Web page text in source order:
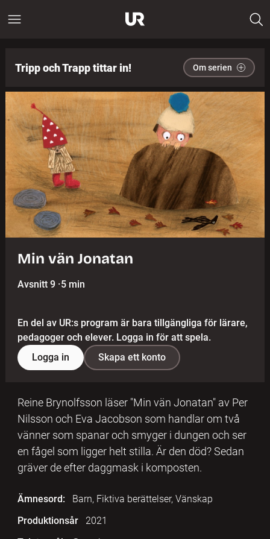
Tripp och Trapp tittar in! Om serien
Min vän Jonatan
Avsnitt 9 ·5 min
En del av UR:s program är bara tillgängliga för lärare,
pedagoger och elever. Logga in för att spela.
Logga in
Skapa ett konto
Reine Brynolfsson läser "Min vän Jonatan" av Per
Nilsson och Eva Jacobson som handlar om två
vänner som spanar och smyger i dungen och ser
en fågel som ligger helt stilla. Är den död? Sedan
gräver de efter daggmask i komposten.
Ämnesord:
Barn, Fiktiva berättelser, Vänskap
Produktionsår
2021